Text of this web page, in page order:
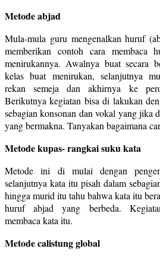
Metode abjad
Mula-mula guru mengenalkan huruf
memberikan contoh cara membaca
menirukannya. Awalnya buat secara
kelas buat menirukan, selanjutnya
rekan semeja dan akhirnya ke
Berikutnya kegiatan bisa di lakukan
sebagian konsonan dan vokal yang jika
yang bermakna. Tanyakan bagaimana
Metode kupas- rangkai suku kata
Metode ini di mulai dengan
selanjutnya kata itu pisah dalam
hingga murid itu tahu bahwa kata itu
huruf abjad yang berbeda.
membaca kata itu.
Metode calistung global